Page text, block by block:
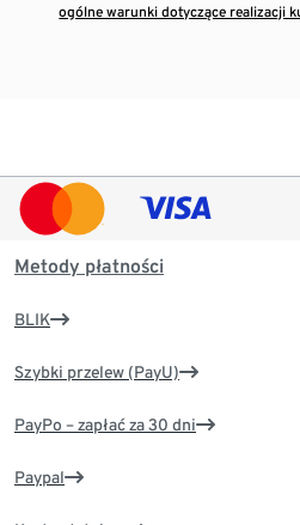
ogólne warunki dotyczące realizacji
Metody płatności
BLIK
Szybki przelew (PayU)
PayPo – zapłać za 30 dni
Paypal